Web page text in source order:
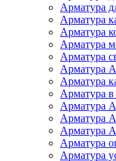
Арматура
Арматура
Арматура
Арматура
Арматура
Арматура
Арматура
Арматура в
Арматура
Арматура
Арматура
Арматура
Арматура